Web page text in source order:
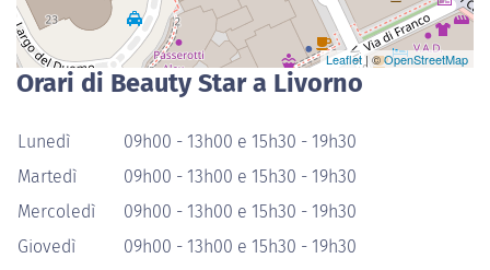
Leaflet | ©OpenStreetMap
Orari di Beauty Star a Livorno
Lunedì
09h00 - 13h00 e 15h30 - 19h30
Martedì
09h00 - 13h00 e 15h30 - 19h30
Mercoledì
09h00 - 13h00 e 15h30 - 19h30
Giovedì
09h00 - 13h00 e 15h30 - 19h30